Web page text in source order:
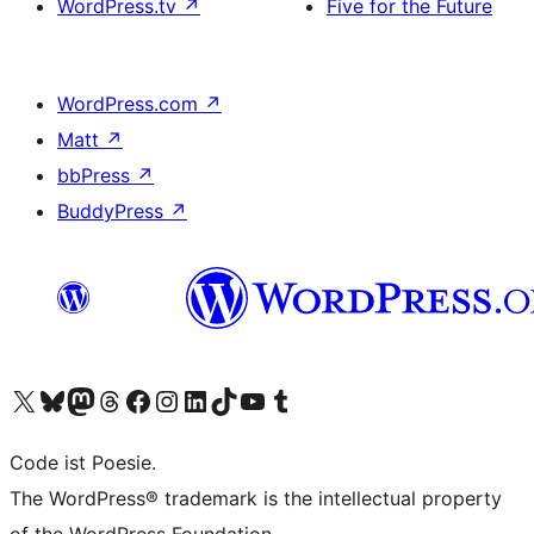
WordPress.tv ↗ Five for the Future
WordPress.com ↗
Matt ↗
bbPress ↗
BuddyPress ↗
Visit our X (formerly Twitter) account
Visit our Bluesky account
Visit our Mastodon account
Visit our Threads account
Visit our Facebook page
Visit our Instagram account
Visit our LinkedIn account
Visit our TikTok account
Visit our YouTube channel
Visit our Tumblr account
Code ist Poesie.
The WordPress® trademark is the intellectual property